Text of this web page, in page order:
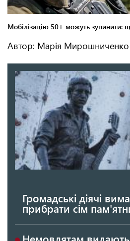
Автор: Марія Мирошниченко
Громадські діячі
прибрати сім